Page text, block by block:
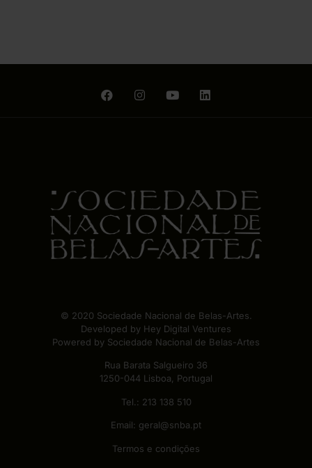
© 2020 Sociedade Nacional de Belas-Artes.
Developed by Hey Digital Ventures
Powered by Sociedade Nacional de Belas-Artes
Rua Barata Salgueiro 36
1250-044 Lisboa, Portugal
Tel.: 213 138 510
Email: geral@snba.pt
Termos e condições